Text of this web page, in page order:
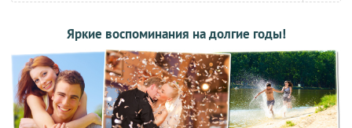
Яркие воспоминания на долгие годы!